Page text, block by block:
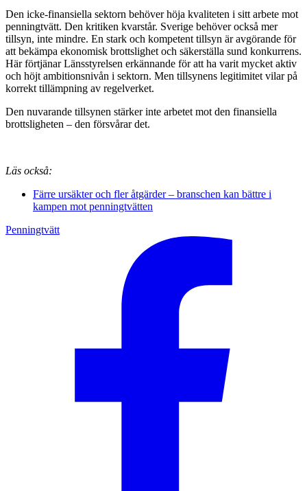
Den icke-finansiella sektorn behöver höja kvaliteten i sitt arbete mot
penningtvätt. Den kritiken kvarstår. Sverige behöver också mer
tillsyn, inte mindre. En stark och kompetent tillsyn är avgörande för
att bekämpa ekonomisk brottslighet och säkerställa sund konkurrens.
Här förtjänar Länsstyrelsen erkännande för att ha varit mycket aktiv
och höjt ambitionsnivån i sektorn. Men tillsynens legitimitet vilar på
korrekt tillämpning av regelverket.
Den nuvarande tillsynen stärker inte arbetet mot den finansiella
brottsligheten – den försvårar det.
Läs också:
Färre ursäkter och fler åtgärder – branschen kan bättre i
kampen mot penningtvätten
Penningtvätt